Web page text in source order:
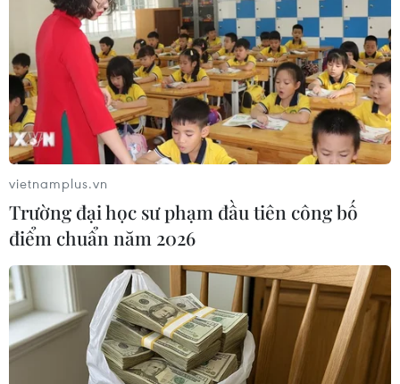
nhất 31-34 độ C, có nơi trên 34 độ C./.
(TTXVN/Vietnam+)
#Nhiệt độ
#Mưa rào
vietnamplus.vn
Trường đại học sư phạm đầu tiên công bố
điểm chuẩn năm 2026